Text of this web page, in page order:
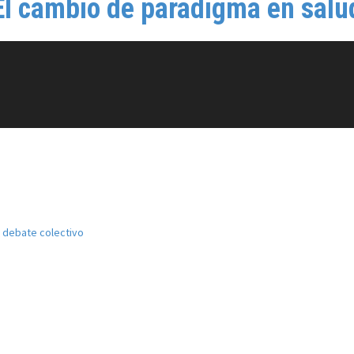
cambio de paradigma en
debate colectivo